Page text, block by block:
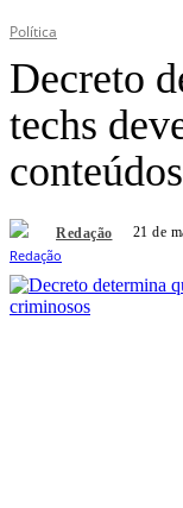
Política
Decreto
techs
Redação 21 de